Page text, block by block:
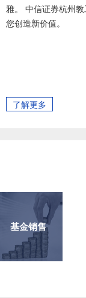
雅。 中信证券杭州
您创造新价值。
了解更多
基金销售